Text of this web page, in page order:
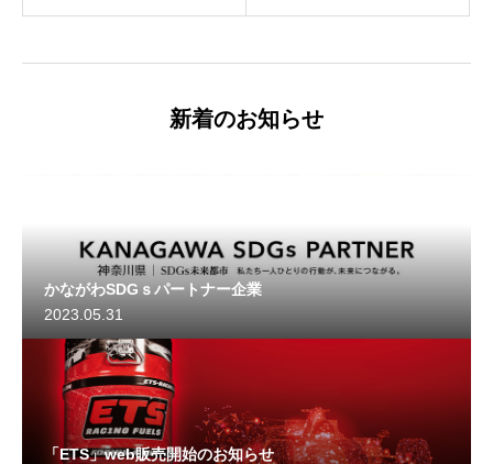
新着のお知らせ
かながわSDGｓパートナー企業
2023.05.31
「ETS」web販売開始のお知らせ